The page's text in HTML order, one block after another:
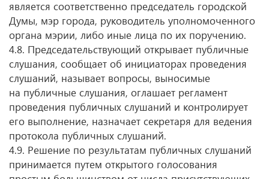
является соответственно председатель городской
Думы, мэр города, руководитель уполномоченного
органа мэрии, либо иные лица по их поручению.
4.8. Председательствующий открывает публичные
слушания, сообщает об инициаторах проведения
слушаний, называет вопросы, выносимые
на публичные слушания, оглашает регламент
проведения публичных слушаний и контролирует
его выполнение, назначает секретаря для ведения
протокола публичных слушаний.
4.9. Решение по результатам публичных слушаний
принимается путем открытого голосования